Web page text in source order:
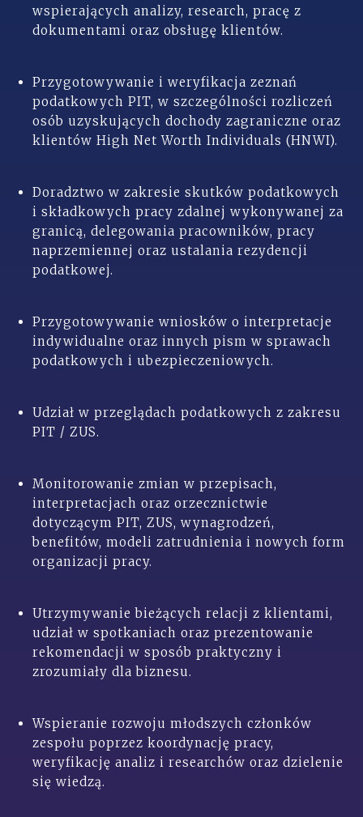
wspierających analizy, research, pracę z
dokumentami oraz obsługę klientów.
Przygotowywanie i weryfikacja zeznań
podatkowych PIT, w szczególności rozliczeń
osób uzyskujących dochody zagraniczne oraz
klientów High Net Worth Individuals (HNWI).
Doradztwo w zakresie skutków podatkowych
i składkowych pracy zdalnej wykonywanej za
granicą, delegowania pracowników, pracy
naprzemiennej oraz ustalania rezydencji
podatkowej.
Przygotowywanie wniosków o interpretacje
indywidualne oraz innych pism w sprawach
podatkowych i ubezpieczeniowych.
Udział w przeglądach podatkowych z zakresu
PIT / ZUS.
Monitorowanie zmian w przepisach,
interpretacjach oraz orzecznictwie
dotyczącym PIT, ZUS, wynagrodzeń,
benefitów, modeli zatrudnienia i nowych form
organizacji pracy.
Utrzymywanie bieżących relacji z klientami,
udział w spotkaniach oraz prezentowanie
rekomendacji w sposób praktyczny i
zrozumiały dla biznesu.
Wspieranie rozwoju młodszych członków
zespołu poprzez koordynację pracy,
weryfikację analiz i researchów oraz dzielenie
się wiedzą.